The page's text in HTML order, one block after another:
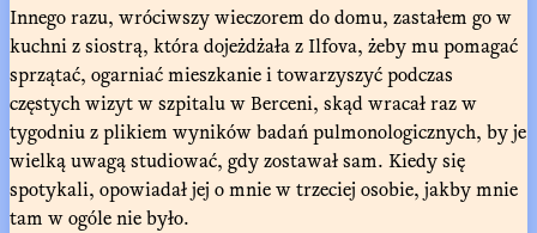
Innego razu, wróciwszy wieczorem do domu, zastałem go w
kuchni z siostrą, która dojeżdżała z Ilfova, żeby mu pomagać
sprzątać, ogarniać mieszkanie i towarzyszyć podczas
częstych wizyt w szpitalu w Berceni, skąd wracał raz w
tygodniu z plikiem wyników badań pulmonologicznych, by je
wielką uwagą studiować, gdy zostawał sam. Kiedy się
spotykali, opowiadał jej o mnie w trzeciej osobie, jakby mnie
tam w ogóle nie było.